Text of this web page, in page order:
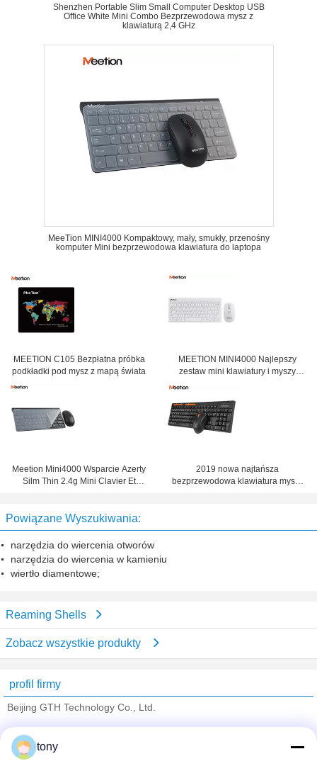
Shenzhen Portable Slim Small Computer Desktop USB
Office White Mini Combo Bezprzewodowa mysz z
klawiaturą 2,4 GHz
MeeTion MINI4000 Kompaktowy, mały, smukły, przenośny
komputer Mini bezprzewodowa klawiatura do laptopa
MEETION C105 Bezpłatna próbka
podkładki pod mysz z mapą świata
MEETION MINI4000 Najlepszy
zestaw mini klawiatury i myszy
Smukły zestaw Bezprzewodowa
Meetion Mini4000 Wsparcie Azerty
Silm Thin 2.4g Mini Clavier Et
2019 nowa najtańsza
bezprzewodowa klawiatura myszy
Powiązane Wyszukiwania:
narzędzia do wiercenia otworów
narzędzia do wiercenia w kamieniu
wiertło diamentowe;
Reaming Shells
Zobacz wszystkie produkty
profil firmy
Beijing GTH Technology Co., Ltd.
Trust Seal
tony